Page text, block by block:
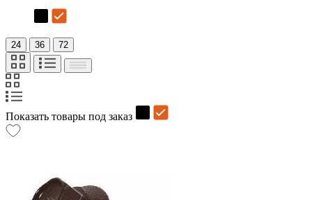
24 36 72
Показать товары под заказ